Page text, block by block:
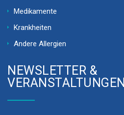
Medikamente
Krankheiten
Andere Allergien
NEWSLETTER &
VERANSTALTUNGEN